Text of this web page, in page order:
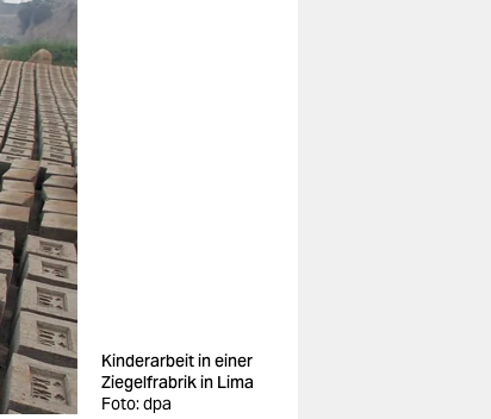
Kinderarbeit in einer
Ziegelfrabrik in Lima
Foto: dpa